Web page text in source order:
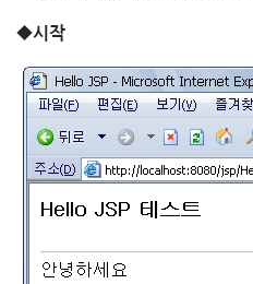
◆시작